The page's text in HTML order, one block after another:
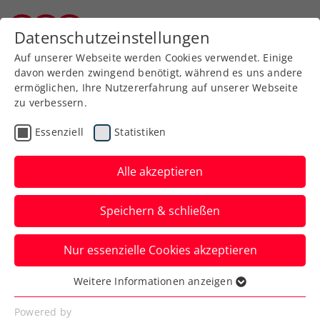
Zurück zur Newsübersicht
ATP
ATP Paris:
Halbfinalpremiere für
Miedler auf Masters-
1000-Ebene
Für Alexander Erler ist im Doppel beim
Millionenturnier in Frankreichs
Hauptstadt hingegen Endstation.
Datenschutzeinstellungen
Auf unserer Webseite werden Cookies verwendet. Einige
davon werden zwingend benötigt, während es uns andere
ermöglichen, Ihre Nutzererfahrung auf unserer Webseite
zu verbessern.
Essenziell Statistiken
Alle akzeptieren
Speichern & schließen
Nur essenzielle Cookies akzeptieren
Essenziell
Essenzielle Cookies werden für grundlegende
Weitere Informationen anzeigen
Powered by